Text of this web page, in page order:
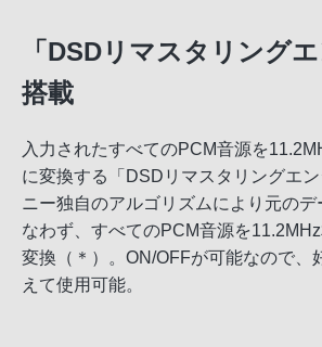
「DSDリマスタリング
搭載
入力されたすべてのPCM音源を
に変換する「DSDリマスタリングエ
ニー独自のアルゴリズムにより元の
なわず、すべてのPCM音源を
変換（＊）。ON/OFFが可能なので、
えて使用可能。